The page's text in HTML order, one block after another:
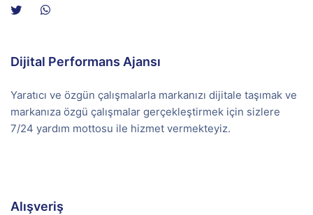
Dijital Performans Ajansı
Yaratıcı ve özgün çalışmalarla markanızı dijitale taşımak ve
markanıza özgü çalışmalar gerçekleştirmek için sizlere
7/24 yardım mottosu ile hizmet vermekteyiz.
Alışveriş